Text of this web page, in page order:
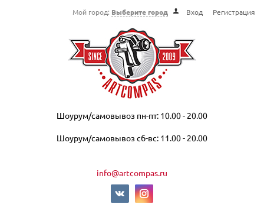
Мой город: Выберите город Вход Регистрация
Шоурум/самовывоз пн-пт: 10.00 - 20.00
Шоурум/самовывоз сб-вс: 11.00 - 20.00
info@artcompas.ru